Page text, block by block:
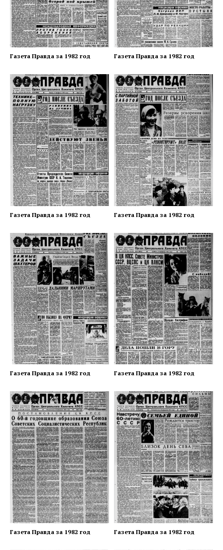
Газета Правда за 1982 год Газета Правда за 1982 год
Газета Правда за 1982 год Газета Правда за 1982 год
Газета Правда за 1982 год Газета Правда за 1982 год
Газета Правда за 1982 год Газета Правда за 1982 год